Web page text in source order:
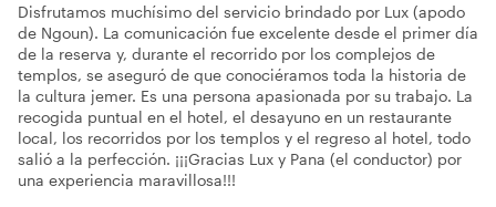
Disfrutamos muchísimo del servicio brindado por Lux (apodo
de Ngoun). La comunicación fue excelente desde el primer día
de la reserva y, durante el recorrido por los complejos de
templos, se aseguró de que conociéramos toda la historia de
la cultura jemer. Es una persona apasionada por su trabajo. La
recogida puntual en el hotel, el desayuno en un restaurante
local, los recorridos por los templos y el regreso al hotel, todo
salió a la perfección. ¡¡¡Gracias Lux y Pana (el conductor) por
una experiencia maravillosa!!!